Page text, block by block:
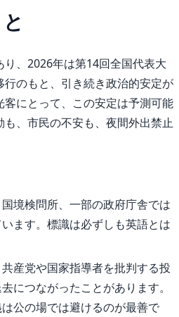
、2026年は第14回全国代表大
のもと、引き続き政治的安定が
客にとって、この安定は予測可能
、市民の不安も、夜間外出禁止
国境検問所、一部の政府庁舎では
ます。標識は必ずしも英語とは
共産党や国家指導者を批判する投
につながったことがあります。
公の場では避けるのが最善で